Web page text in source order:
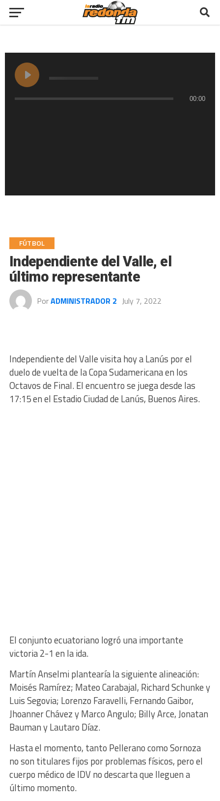
00:00
FÚTBOL
Independiente del Valle, el
último representante
PorADMINISTRADOR 2 July 7, 2022
Independiente del Valle visita hoy a Lanús por el
duelo de vuelta de la Copa Sudamericana en los
Octavos de Final. El encuentro se juega desde las
17:15 en el Estadio Ciudad de Lanús, Buenos Aires.
El conjunto ecuatoriano logró una importante
victoria 2-1 en la ida.
Martín Anselmi plantearía la siguiente alineación:
Moisés Ramírez; Mateo Carabajal, Richard Schunke y
Luis Segovia; Lorenzo Faravelli, Fernando Gaibor,
Jhoanner Chávez y Marco Angulo; Billy Arce, Jonatan
Bauman y Lautaro Díaz.
Hasta el momento, tanto Pellerano como Sornoza
no son titulares fijos por problemas físicos, pero el
cuerpo médico de IDV no descarta que lleguen a
último momento.